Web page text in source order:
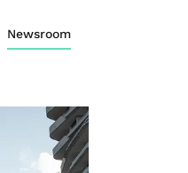
Newsroom